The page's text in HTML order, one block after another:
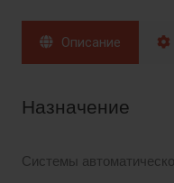
Описание
Назначение
Системы